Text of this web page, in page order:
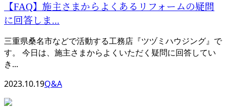
【FAQ】施主さまからよくあるリフォームの疑問
に回答しま...
三重県桑名市などで活動する工務店『ツヅミハウジング』で
す。 今日は、施主さまからよくいただく疑問に回答してい
き...
2023.10.19Q&A